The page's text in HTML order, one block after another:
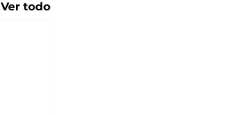
Ver todo